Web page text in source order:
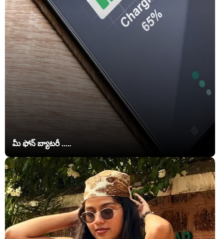
మీ ఫోన్ బ్యాటరీ .....